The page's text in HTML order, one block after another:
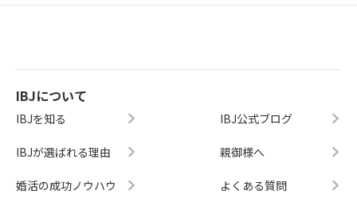
IBJについて
IBJを知る
IBJが選ばれる理由
婚活の成功ノウハウ
IBJ公式ブログ
親御様へ
よくある質問